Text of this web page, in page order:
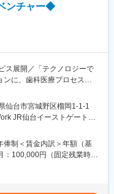
ざまなサービスを展開して
ンチャー◆
ス展開／「テクノロジーで
ンに、歯科医療プロセスの
え挑戦できる環境です！
業への共感を重視していま
仙台市宮城野区榴岡1-1-1
トビ
俸制＜賃金内訳＞年額（基
：100,000円（固定残業時間